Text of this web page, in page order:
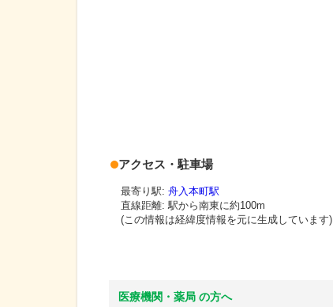
アクセス・駐車場
最寄り駅: 舟入本町駅
直線距離: 駅から南東に約100m
(この情報は経緯度情報を元に生成しています)
医療機関・薬局 の方へ